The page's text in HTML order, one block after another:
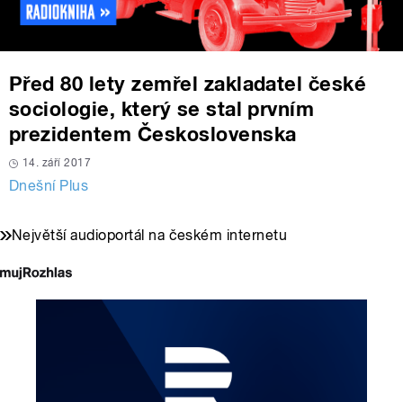
Před 80 lety zemřel zakladatel české
sociologie, který se stal prvním
prezidentem Československa
14. září 2017
Dnešní Plus
Největší audioportál na českém internetu